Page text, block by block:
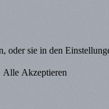
oder sie in den
Alle Akzeptieren